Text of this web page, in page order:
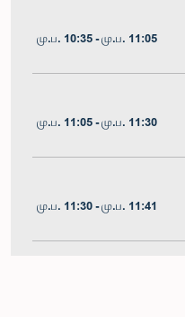
மு.ப. 10:35 - மு.ப. 11:05
மு.ப. 11:05 - மு.ப. 11:30
மு.ப. 11:30 - மு.ப. 11:41